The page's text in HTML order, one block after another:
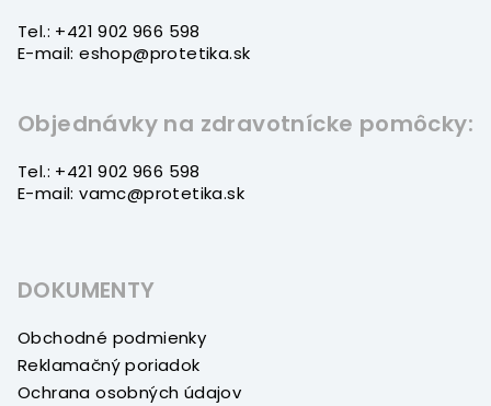
Tel.: +421 902 966 598
E-mail: eshop@protetika.sk
Objednávky na zdravotnícke pomôcky:
Tel.: +421 902 966 598
E-mail: vamc@protetika.sk
DOKUMENTY
Obchodné podmienky
Reklamačný poriadok
Ochrana osobných údajov